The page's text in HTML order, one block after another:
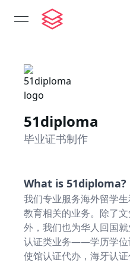
open navigation menu
51diploma
毕业证书制作
What is 51diploma?
我们专业服务海外留学
教育相关的业务。除了
外，我们也为华人回国
认证类业务——学历学位
使馆认证代办，海牙认证